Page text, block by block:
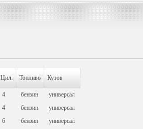
Цил. Топливо Кузов
4 бензин
универсал
4 бензин
универсал
6 бензин
универсал